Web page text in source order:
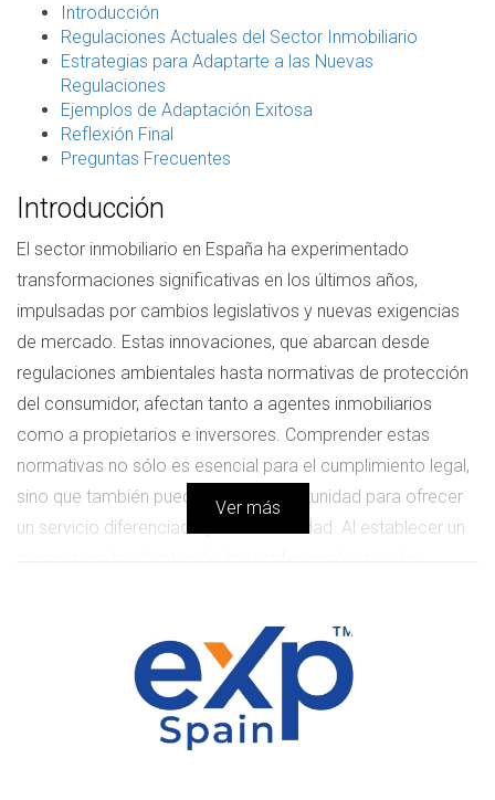
Introducción
Regulaciones Actuales del Sector Inmobiliario
Estrategias para Adaptarte a las Nuevas
Regulaciones
Ejemplos de Adaptación Exitosa
Reflexión Final
Preguntas Frecuentes
Introducción
El sector inmobiliario en España ha experimentado
transformaciones significativas en los últimos años,
impulsadas por cambios legislativos y nuevas exigencias
de mercado. Estas innovaciones, que abarcan desde
regulaciones ambientales hasta normativas de protección
del consumidor, afectan tanto a agentes inmobiliarios
como a propietarios e inversores. Comprender estas
normativas no sólo es esencial para el cumplimiento legal,
sino que también puede ser una oportunidad para ofrecer
un servicio diferenciado y de alta calidad. Al establecer un
confianza de sus clientes.
Regulaciones Actuales del Sector
Ver más